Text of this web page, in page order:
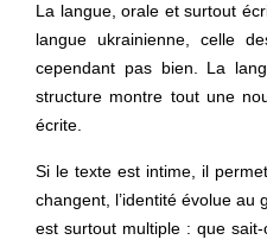
La langue, orale et surtout
langue ukrainienne, celle
cependant pas bien. La
structure montre tout une
écrite.
Si le texte est intime, il
changent, l’identité évolue au
est surtout multiple : que